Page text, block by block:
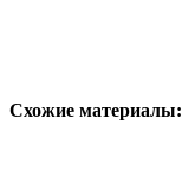
Схожие материалы: